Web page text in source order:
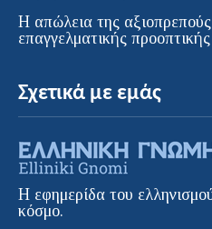
Η απώλεια της αξιοπρεπούς
επαγγελματικής
Σχετικά με εμάς
Η εφημερίδα του
κόσμο.